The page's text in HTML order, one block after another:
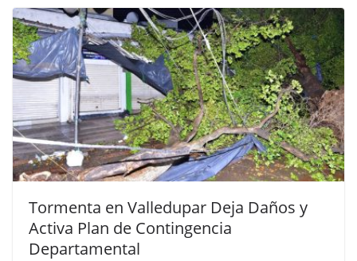
Tormenta en Valledupar Deja Daños y
Activa Plan de Contingencia
Departamental